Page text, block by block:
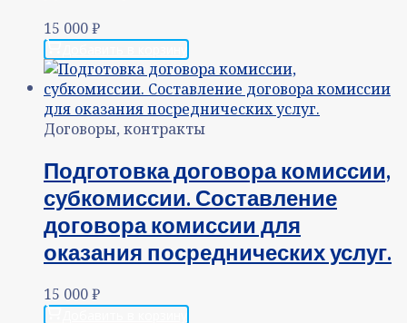
15 000₽
Договоры, контракты
Подготовка договора комиссии,
субкомиссии. Составление
договора комиссии для
оказания посреднических услуг.
15 000₽